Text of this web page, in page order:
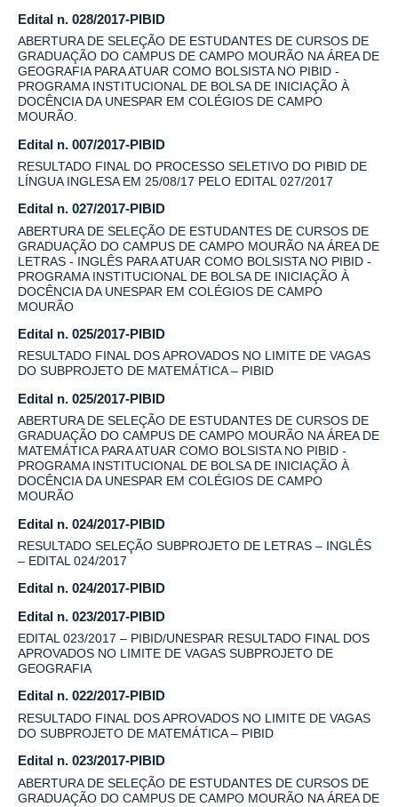
Edital n. 028/2017-PIBID
ABERTURA DE SELEÇÃO DE ESTUDANTES DE CURSOS DE
GRADUAÇÃO DO CAMPUS DE CAMPO MOURÃO NA ÁREA DE
GEOGRAFIA PARA ATUAR COMO BOLSISTA NO PIBID -
PROGRAMA INSTITUCIONAL DE BOLSA DE INICIAÇÃO À
DOCÊNCIA DA UNESPAR EM COLÉGIOS DE CAMPO
MOURÃO.
Edital n. 007/2017-PIBID
RESULTADO FINAL DO PROCESSO SELETIVO DO PIBID DE
LÍNGUA INGLESA EM 25/08/17 PELO EDITAL 027/2017
Edital n. 027/2017-PIBID
ABERTURA DE SELEÇÃO DE ESTUDANTES DE CURSOS DE
GRADUAÇÃO DO CAMPUS DE CAMPO MOURÃO NA ÁREA DE
LETRAS - INGLÊS PARA ATUAR COMO BOLSISTA NO PIBID -
PROGRAMA INSTITUCIONAL DE BOLSA DE INICIAÇÃO À
DOCÊNCIA DA UNESPAR EM COLÉGIOS DE CAMPO
MOURÃO
Edital n. 025/2017-PIBID
RESULTADO FINAL DOS APROVADOS NO LIMITE DE VAGAS
DO SUBPROJETO DE MATEMÁTICA – PIBID
Edital n. 025/2017-PIBID
ABERTURA DE SELEÇÃO DE ESTUDANTES DE CURSOS DE
GRADUAÇÃO DO CAMPUS DE CAMPO MOURÃO NA ÁREA DE
MATEMÁTICA PARA ATUAR COMO BOLSISTA NO PIBID -
PROGRAMA INSTITUCIONAL DE BOLSA DE INICIAÇÃO À
DOCÊNCIA DA UNESPAR EM COLÉGIOS DE CAMPO
MOURÃO
Edital n. 024/2017-PIBID
RESULTADO SELEÇÃO SUBPROJETO DE LETRAS – INGLÊS
– EDITAL 024/2017
Edital n. 024/2017-PIBID
Edital n. 023/2017-PIBID
EDITAL 023/2017 – PIBID/UNESPAR RESULTADO FINAL DOS
APROVADOS NO LIMITE DE VAGAS SUBPROJETO DE
GEOGRAFIA
Edital n. 022/2017-PIBID
RESULTADO FINAL DOS APROVADOS NO LIMITE DE VAGAS
DO SUBPROJETO DE MATEMÁTICA – PIBID
Edital n. 023/2017-PIBID
ABERTURA DE SELEÇÃO DE ESTUDANTES DE CURSOS DE
GRADUAÇÃO DO CAMPUS DE CAMPO MOURÃO NA ÁREA DE